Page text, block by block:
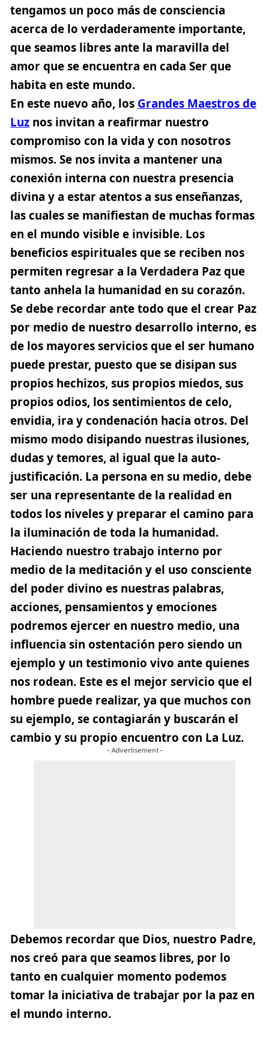
tengamos un poco más de consciencia
acerca de lo verdaderamente importante,
que seamos libres ante la maravilla del
amor que se encuentra en cada Ser que
habita en este mundo.
En este nuevo año, los Grandes Maestros de
Luz nos invitan a reafirmar nuestro
compromiso con la vida y con nosotros
mismos. Se nos invita a mantener una
conexión interna con nuestra presencia
divina y a estar atentos a sus enseñanzas,
las cuales se manifiestan de muchas formas
en el mundo visible e invisible. Los
beneficios espirituales que se reciben nos
permiten regresar a la Verdadera Paz que
tanto anhela la humanidad en su corazón.
Se debe recordar ante todo que el crear Paz
por medio de nuestro desarrollo interno, es
de los mayores servicios que el ser humano
puede prestar, puesto que se disipan sus
propios hechizos, sus propios miedos, sus
propios odios, los sentimientos de celo,
envidia, ira y condenación hacia otros. Del
mismo modo disipando nuestras ilusiones,
dudas y temores, al igual que la auto-
justificación. La persona en su medio, debe
ser una representante de la realidad en
todos los niveles y preparar el camino para
la iluminación de toda la humanidad.
Haciendo nuestro trabajo interno por
medio de la meditación y el uso consciente
del poder divino es nuestras palabras,
acciones, pensamientos y emociones
podremos ejercer en nuestro medio, una
influencia sin ostentación pero siendo un
ejemplo y un testimonio vivo ante quienes
nos rodean. Este es el mejor servicio que el
hombre puede realizar, ya que muchos con
su ejemplo, se contagiarán y buscarán el
cambio y su propio encuentro con La Luz.
- Advertisement -
Debemos recordar que Dios, nuestro Padre,
nos creó para que seamos libres, por lo
tanto en cualquier momento podemos
tomar la iniciativa de trabajar por la paz en
el mundo interno.